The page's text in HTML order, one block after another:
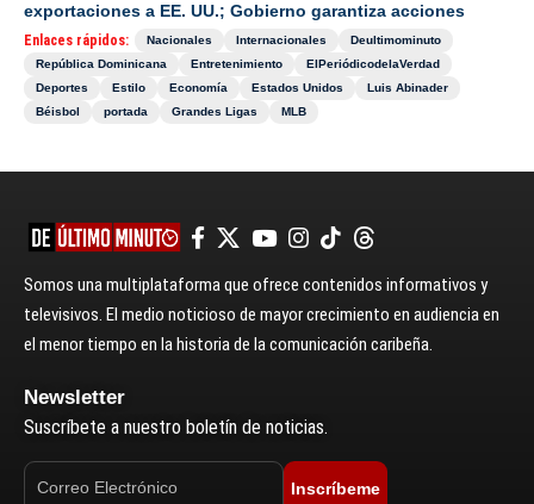
exportaciones a EE. UU.; Gobierno garantiza acciones
Enlaces rápidos: Nacionales Internacionales
Deultimominuto
República Dominicana
Entretenimiento
ElPeriódicodelaVerdad
Deportes
Estilo Economía Estados Unidos
Luis Abinader
Béisbol
portada Grandes Ligas MLB
Somos una multiplataforma que ofrece contenidos informativos y
televisivos. El medio noticioso de mayor crecimiento en audiencia en
el menor tiempo en la historia de la comunicación caribeña.
Newsletter
Suscríbete a nuestro boletín de noticias.
Inscríbeme